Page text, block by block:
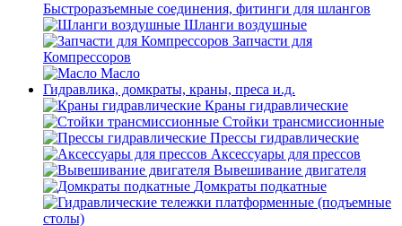
Быстроразъемные соединения, фитинги для шлангов
Шланги воздушные
Запчасти для
Компрессоров
Масло
Гидравлика, домкраты, краны, преса и.д.
Краны гидравлические
Стойки трансмиссионные
Прессы гидравлические
Аксессуары для прессов
Вывешивание двигателя
Домкраты подкатные